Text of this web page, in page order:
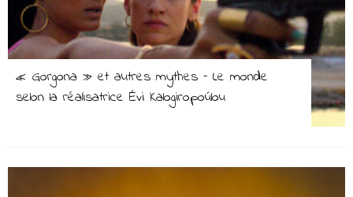
« Gorgona » et autres mythes – Le monde
selon la réalisatrice Évi Kalogiropoúlou